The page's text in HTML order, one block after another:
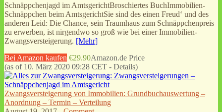
Schnäppchenjagd im AmtsgerichtBroschiertes BuchImmobilien-
Schnäppchen beim AmtsgerichtSie sind des einen Freud‘ und des
anderen Leid: Die Chance, sein Traumhaus zum Schnäppchenpreis
zu erwerben, ist nirgendwo so groß wie bei einer Immobilien-
Zwangsversteigerung. [Mehr]
Bei Amazon kaufen €29.90Amazon.de Price
(as of 10. März 2020 09:28 CET - Details)
Zwangsversteigerung von Immobilien: Grundbuchauswertung –
Anordnung – Termin – Verteilung